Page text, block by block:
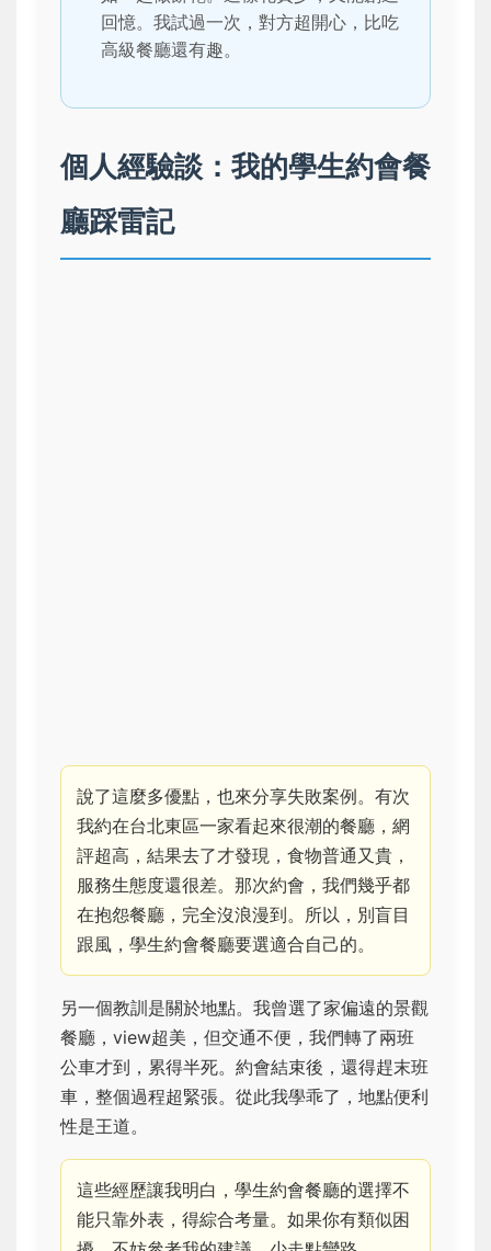
回憶。我試過一次，對方超開心，比吃
高級餐廳還有趣。
個人經驗談：我的學生約會餐
廳踩雷記
說了這麼多優點，也來分享失敗案例。有次
我約在台北東區一家看起來很潮的餐廳，網
評超高，結果去了才發現，食物普通又貴，
服務生態度還很差。那次約會，我們幾乎都
在抱怨餐廳，完全沒浪漫到。所以，別盲目
跟風，學生約會餐廳要選適合自己的。
另一個教訓是關於地點。我曾選了家偏遠的景觀
餐廳，view超美，但交通不便，我們轉了兩班
公車才到，累得半死。約會結束後，還得趕末班
車，整個過程超緊張。從此我學乖了，地點便利
性是王道。
這些經歷讓我明白，學生約會餐廳的選擇不
能只靠外表，得綜合考量。如果你有類似困